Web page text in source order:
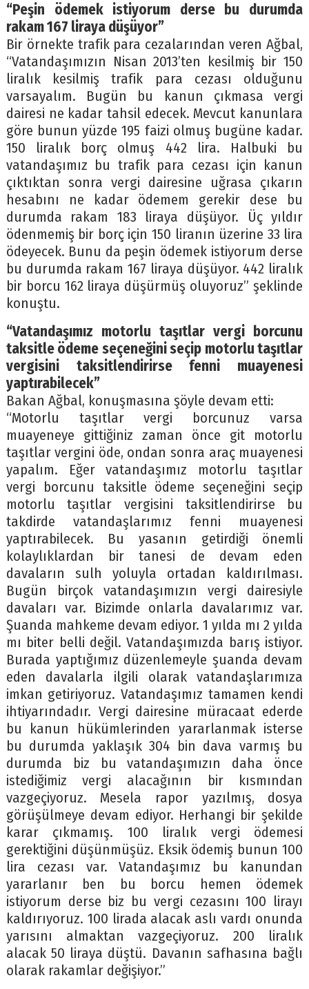
“Peşin ödemek istiyorum derse bu durumda
rakam 167 liraya düşüyor”
Bir örnekte trafik para cezalarından veren Ağbal,
“Vatandaşımızın Nisan 2013’ten kesilmiş bir 150
liralık kesilmiş trafik para cezası olduğunu
varsayalım. Bugün bu kanun çıkmasa vergi
dairesi ne kadar tahsil edecek. Mevcut kanunlara
göre bunun yüzde 195 faizi olmuş bugüne kadar.
150 liralık borç olmuş 442 lira. Halbuki bu
vatandaşımız bu trafik para cezası için kanun
çıktıktan sonra vergi dairesine uğrasa çıkarın
hesabını ne kadar ödemem gerekir dese bu
durumda rakam 183 liraya düşüyor. Üç yıldır
ödenmemiş bir borç için 150 liranın üzerine 33 lira
ödeyecek. Bunu da peşin ödemek istiyorum derse
bu durumda rakam 167 liraya düşüyor. 442 liralık
bir borcu 162 liraya düşürmüş oluyoruz” şeklinde
konuştu.
“Vatandaşımız motorlu taşıtlar vergi borcunu
taksitle ödeme seçeneğini seçip motorlu taşıtlar
vergisini taksitlendirirse fenni muayenesi
yaptırabilecek”
Bakan Ağbal, konuşmasına şöyle devam etti:
“Motorlu taşıtlar vergi borcunuz varsa
muayeneye gittiğiniz zaman önce git motorlu
taşıtlar vergini öde, ondan sonra araç muayenesi
yapalım. Eğer vatandaşımız motorlu taşıtlar
vergi borcunu taksitle ödeme seçeneğini seçip
motorlu taşıtlar vergisini taksitlendirirse bu
takdirde vatandaşlarımız fenni muayenesi
yaptırabilecek. Bu yasanın getirdiği önemli
kolaylıklardan bir tanesi de devam eden
davaların sulh yoluyla ortadan kaldırılması.
Bugün birçok vatandaşımızın vergi dairesiyle
davaları var. Bizimde onlarla davalarımız var.
Şuanda mahkeme devam ediyor. 1 yılda mı 2 yılda
mı biter belli değil. Vatandaşımızda barış istiyor.
Burada yaptığımız düzenlemeyle şuanda devam
eden davalarla ilgili olarak vatandaşlarımıza
imkan getiriyoruz. Vatandaşımız tamamen kendi
ihtiyarındadır. Vergi dairesine müracaat ederde
bu kanun hükümlerinden yararlanmak isterse
bu durumda yaklaşık 304 bin dava varmış bu
durumda biz bu vatandaşımızın daha önce
istediğimiz vergi alacağının bir kısmından
vazgeçiyoruz. Mesela rapor yazılmış, dosya
görüşülmeye devam ediyor. Herhangi bir şekilde
karar çıkmamış. 100 liralık vergi ödemesi
gerektiğini düşünmüşüz. Eksik ödemiş bunun 100
lira cezası var. Vatandaşımız bu kanundan
yararlanır ben bu borcu hemen ödemek
istiyorum derse biz bu vergi cezasını 100 lirayı
kaldırıyoruz. 100 lirada alacak aslı vardı onunda
yarısını almaktan vazgeçiyoruz. 200 liralık
alacak 50 liraya düştü. Davanın safhasına bağlı
olarak rakamlar değişiyor.”